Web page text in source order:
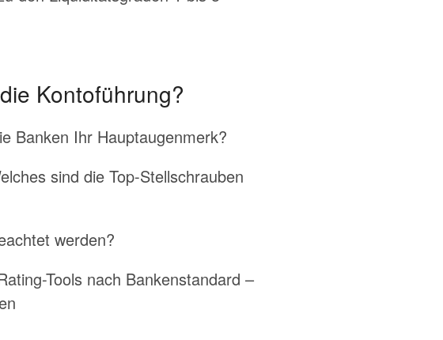
Kontoführung?
Banken Ihr Hauptaugenmerk?
sind die Top-Stellschrauben
werden?
Tools nach Bankenstandard –